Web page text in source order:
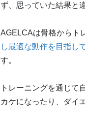
ず、思っていた結果と
AGELCAは骨格からト
し最適な動作を目指し
す。
トレーニングを通じて
カケになったり、ダイ